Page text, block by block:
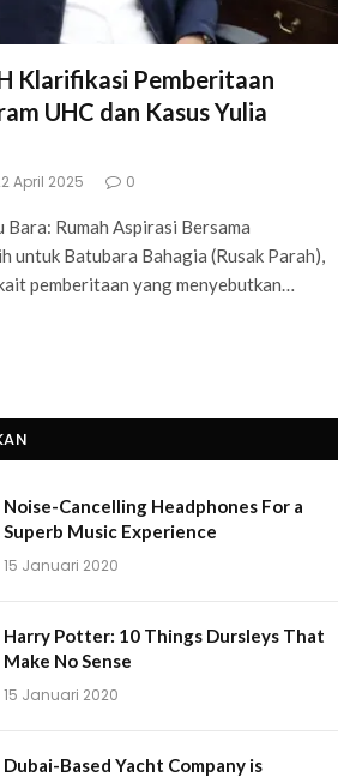
Klarifikasi Pemberitaan
UHC dan Kasus Yulia
April 2025 0
Bara: Rumah Aspirasi Bersama
untuk Batubara Bahagia (Rusak Parah),
pemberitaan yang menyebutkan…
Noise-Cancelling Headphones For a
Superb Music Experience
15 Januari 2020
Harry Potter: 10 Things Dursleys That
Make No Sense
15 Januari 2020
Dubai-Based Yacht Company is